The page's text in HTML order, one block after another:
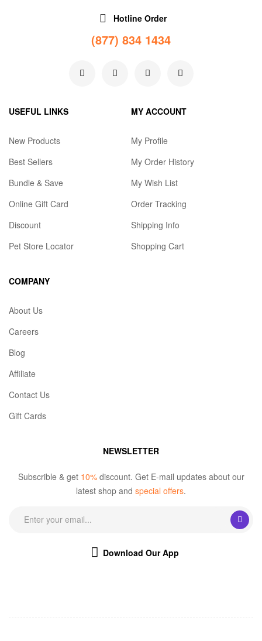
Hotline Order
(877) 834 1434
USEFUL LINKS
New Products
Best Sellers
Bundle & Save
Online Gift Card
Discount
Pet Store Locator
MY ACCOUNT
My Profile
My Order History
My Wish List
Order Tracking
Shipping Info
Shopping Cart
COMPANY
About Us
Careers
Blog
Affiliate
Contact Us
Gift Cards
NEWSLETTER
Subscrible & get 10%discount. Get E-mail updates about our
latest shop and special offers.
Download Our App